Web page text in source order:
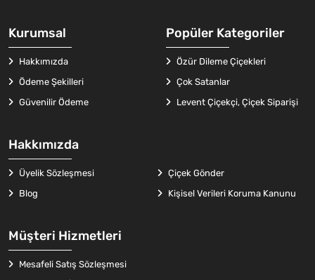
Kurumsal
Hakkımızda
Ödeme Şekilleri
Güvenilir Ödeme
Popüler Kategoriler
Özür Dileme Çiçekleri
Çok Satanlar
Levent Çiçekçi, Çiçek Siparişi
Müşteri Hizmetleri
Mesafeli Satış Sözleşmesi
Hakkımızda
Üyelik Sözleşmesi
Çiçek Gönder
Blog
Kişisel Verileri Koruma Kanunu